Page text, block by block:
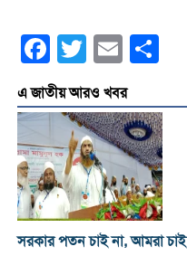
Facebook
Twitter Email
এ জাতীয় আরও খবর
সরকার পতন চাই না, আমরা চাই